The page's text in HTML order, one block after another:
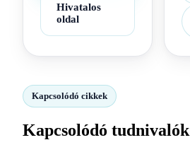
Hivatalos
oldal
Kapcsolódó cikkek
Kapcsolódó tudnivalók